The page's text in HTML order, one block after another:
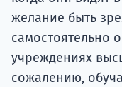
желание быть
самостоятельно
учреждениях
сожалению,